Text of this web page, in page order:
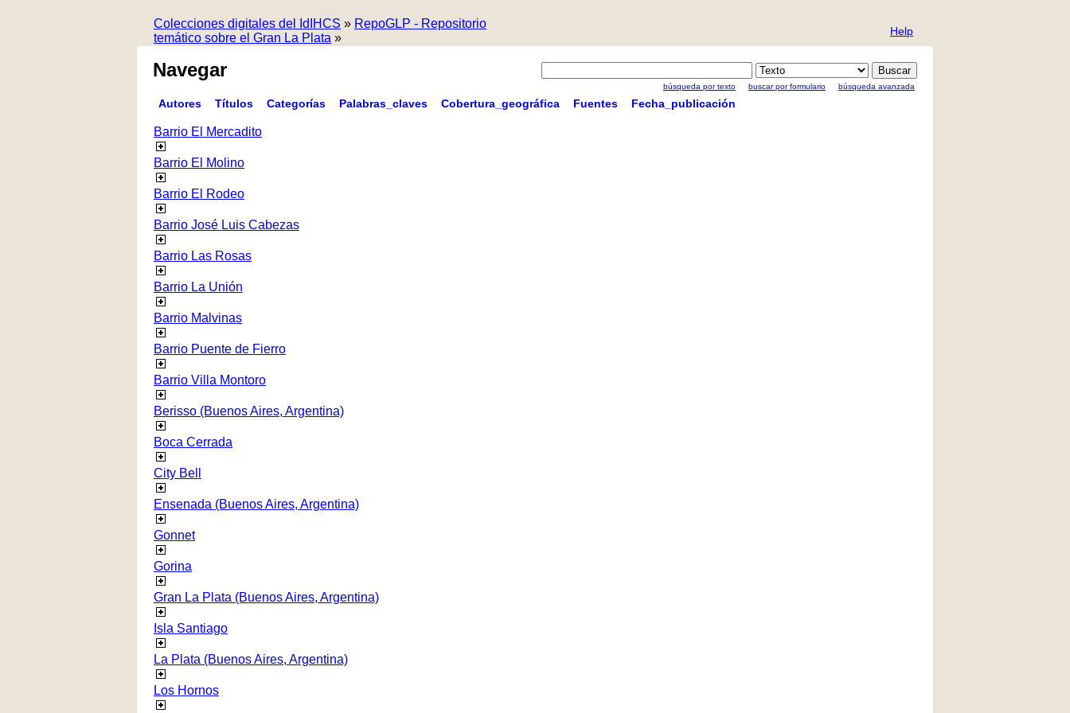
Colecciones digitales del IdIHCS » RepoGLP - Repositorio
temático sobre el Gran La Plata » Help
Navegar
búsqueda por texto buscar por formulario búsqueda avanzada
Autores Títulos Categorías Palabras_claves Cobertura_geográfica Fuentes Fecha_publicación
Barrio El Mercadito
Barrio El Molino
Barrio El Rodeo
Barrio José Luis Cabezas
Barrio Las Rosas
Barrio La Unión
Barrio Malvinas
Barrio Puente de Fierro
Barrio Villa Montoro
Berisso (Buenos Aires, Argentina)
Boca Cerrada
City Bell
Ensenada (Buenos Aires, Argentina)
Gonnet
Gorina
Gran La Plata (Buenos Aires, Argentina)
Isla Santiago
La Plata (Buenos Aires, Argentina)
Los Hornos